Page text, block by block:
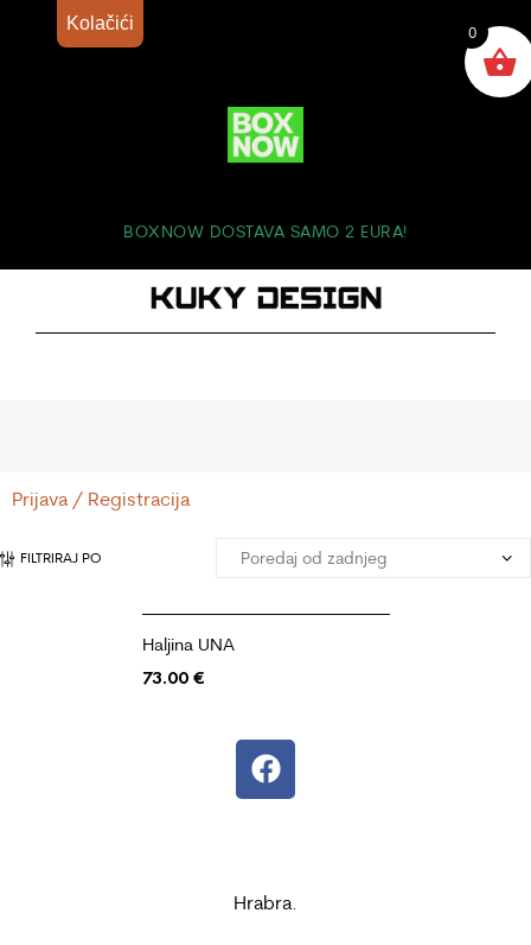
BOXNOW DOSTAVA SAMO 2 EURA!
Prijava / Registracija
FILTRIRAJ PO
Haljina UNA
73.00 €
Hrabra.
0
Kolačići